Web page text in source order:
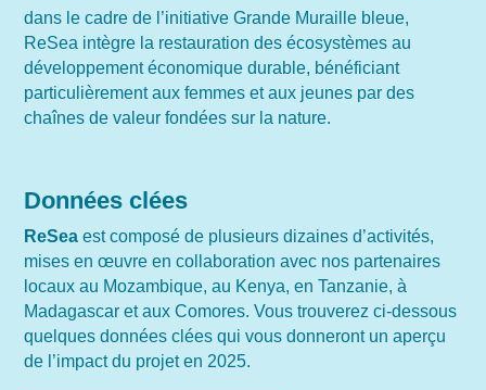
dans le cadre de l’initiative Grande Muraille bleue,
ReSea intègre la restauration des écosystèmes au
développement économique durable, bénéficiant
particulièrement aux femmes et aux jeunes par des
chaînes de valeur fondées sur la nature.
Données clées
ReSea est composé de plusieurs dizaines d’activités,
mises en œuvre en collaboration avec nos partenaires
locaux au Mozambique, au Kenya, en Tanzanie, à
Madagascar et aux Comores. Vous trouverez ci-dessous
quelques données clées qui vous donneront un aperçu
de l’impact du projet en 2025.